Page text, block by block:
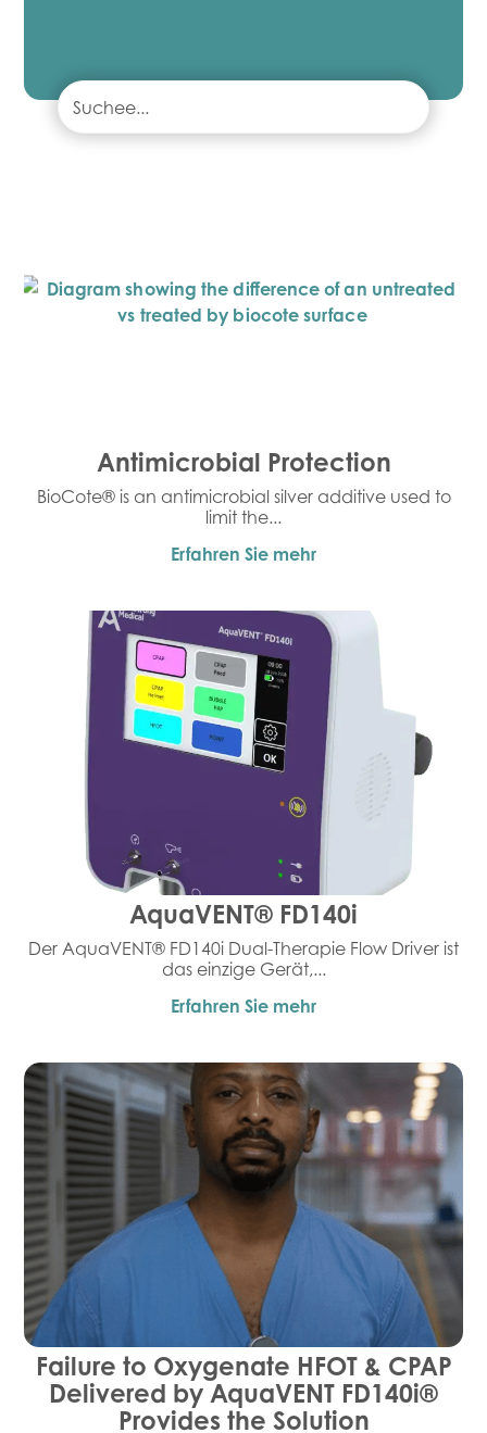
Antimicrobial Protection
BioCote® is an antimicrobial silver additive used to
limit the...
Erfahren Sie mehr
AquaVENT® FD140i
Der AquaVENT® FD140i Dual-Therapie Flow Driver ist
das einzige Gerät,...
Erfahren Sie mehr
Failure to Oxygenate HFOT & CPAP
Delivered by AquaVENT FD140i®
Provides the Solution